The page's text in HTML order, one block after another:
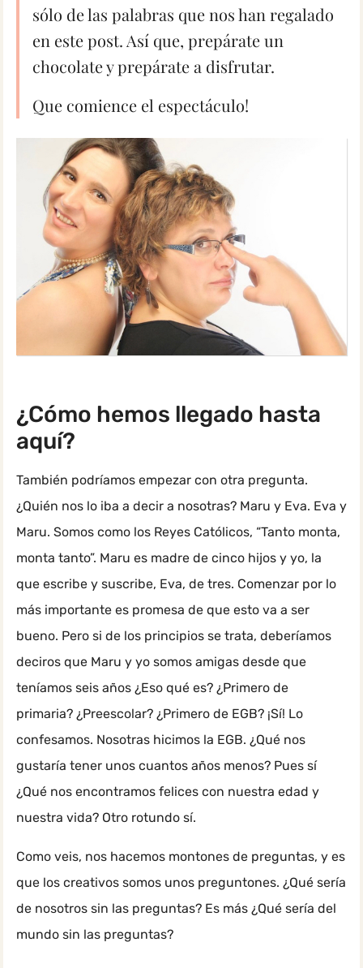
sólo de las palabras que nos han regalado
en este post. Así que, prepárate un
chocolate y prepárate a disfrutar.
Que comience el espectáculo!
¿Cómo hemos llegado hasta
aquí?
También podríamos empezar con otra pregunta.
¿Quién nos lo iba a decir a nosotras? Maru y Eva. Eva y
Maru. Somos como los Reyes Católicos, “Tanto monta,
monta tanto”. Maru es madre de cinco hijos y yo, la
que escribe y suscribe, Eva, de tres. Comenzar por lo
más importante es promesa de que esto va a ser
bueno. Pero si de los principios se trata, deberíamos
deciros que Maru y yo somos amigas desde que
teníamos seis años ¿Eso qué es? ¿Primero de
primaria? ¿Preescolar? ¿Primero de EGB? ¡Sí! Lo
confesamos. Nosotras hicimos la EGB. ¿Qué nos
gustaría tener unos cuantos años menos? Pues sí
¿Qué nos encontramos felices con nuestra edad y
nuestra vida? Otro rotundo sí.
Como veis, nos hacemos montones de preguntas, y es
que los creativos somos unos preguntones. ¿Qué sería
de nosotros sin las preguntas? Es más ¿Qué sería del
mundo sin las preguntas?